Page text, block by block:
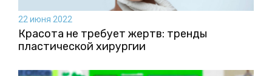
22 июня 2022
Красота не требует жертв: тренды
пластической хирургии